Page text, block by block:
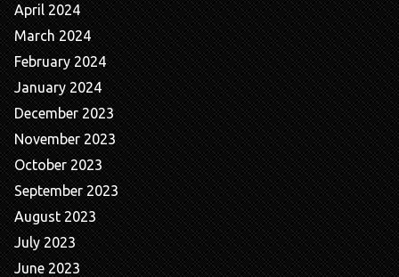
April 2024
March 2024
February 2024
January 2024
December 2023
November 2023
October 2023
September 2023
August 2023
July 2023
June 2023